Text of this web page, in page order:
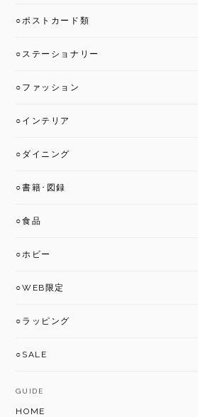
○ポストカード類
○ステーショナリー
○ファッション
○インテリア
○ダイニング
○書籍･図録
○食品
○ホビー
○WEB限定
○ラッピング
○SALE
GUIDE
HOME